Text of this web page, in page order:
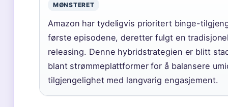
MØNSTERET
Amazon har tydeligvis prioritert binge-
første episodene, deretter fulgt en
releasing. Denne hybridstrategien er blitt
blant strømmeplattformer for å balansere
tilgjengelighet med langvarig engasjement.